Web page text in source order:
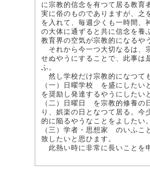
に宗教的信念を有つて居る教育
実に俗のものでありますが、之
を入れて、毎週少くも一時間、
の大体に通ずると共に信念を養
教育界の空気が宗教的になるや
それから今一つ大切なるは、
せぬやうにすることで、此事は
ふ。
然し学校だけ宗教的になつて
（一）日曜学校 を盛にしたい
を奨励し発達するやうにしたい
（二）日曜日 を宗教的修養の
り、娯楽の日となつて居る。
的に陥るやうなことをよしたい。
（三）学者・思想家 のいふこ
致したいと思ひます。
此熱い時に非常に長いことを